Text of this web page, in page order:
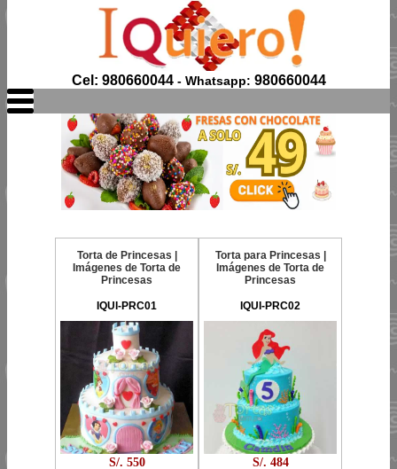
Cel: 980660044- Whatsapp: 980660044
Torta de Princesas |
Imágenes de Torta de
Princesas
IQUI-PRC01
S/. 550
Torta para Princesas |
Imágenes de Torta de
Princesas
IQUI-PRC02
S/. 484